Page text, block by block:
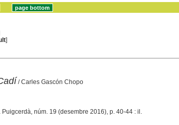
]
/ Carles Gascón Chopo
Puigcerdà, núm. 19 (desembre 2016), p. 40-44 : il.